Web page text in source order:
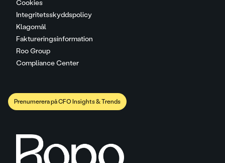
Cookies
Integritetsskyddspolicy
Klagomål
Faktureringsinformation
Roo Group
Compliance Center
Prenumerera på CFO Insights & Trends